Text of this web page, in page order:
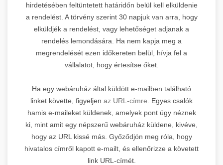
hirdetésében feltüntetett határidőn belül kell elküldenie
a rendelést. A törvény szerint 30 napjuk van arra, hogy
elküldjék a rendelést, vagy lehetőséget adjanak a
rendelés lemondására. Ha nem kapja meg a
megrendelését ezen időkereten belül, hívja fel a
vállalatot, hogy értesítse őket.
Ha egy webáruház által küldött e-mailben található
linket követte, figyeljen az URL-címre.
Egyes csalók
hamis e-maileket küldenek, amelyek pont úgy néznek
ki, mint amit egy népszerű webáruház küldene, kivéve,
hogy az URL kissé más. Győződjön meg róla, hogy
hivatalos címről kapott e-mailt, és ellenőrizze a követett
link URL-címét.